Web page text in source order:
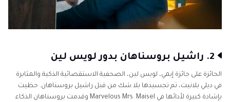
2. راشيل بروسناهان بدور لويس لين
الحائزة على جائزة إيمي، لويس لين، الصحفية الاستقصائية الذكية والمثابرة
في ديلي بلانيت، تم تجسيدها بلا شك من قبل راشيل بروسناهان. حظيت
بإشادة كبيرة لأدائها في Marvelous Mrs. Maisel وقدمت بروسناهان الذكاء